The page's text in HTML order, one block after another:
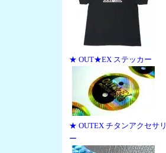
★ OUT★EX ステッカー
★ OUTEX チタンアクセサリ
ー